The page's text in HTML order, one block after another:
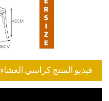
فيديو المنتج كراسي العشاء